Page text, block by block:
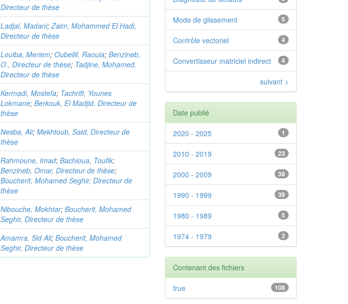
Directeur de thèse
Ladjal, Madani;Zaim, Mohammed El Hadi,
Directeur de thèse
Louiba, Meriem;Oubellil, Raouia;Benzineb,
O., Directeur de thèse; Tadjine, Mohamed,
Directeur de thèse
Kermadi, Mostefa; Tachrift, Younes
Lokmane;Berkouk, El Madjid, Directeur de
thèse
Nesba, Ali;Mekhtoub, Said, Directeur de
thèse
Rahmoune, Imad;Bachioua, Toufik;
Benzineb, Omar, Directeur de thèse;
Boucherit, Mohamed Seghir, Directeur de
thèse
Nibouche, Mokhtar;Boucherit, Mohamed
Seghir, Directeur de thèse
Amamra, Sid Ali;Boucherit, Mohamed
Seghir, Directeur de thèse
5
Mode de glissement
4
Contrôle vectoriel
4
Convertisseur matriciel indirect
suivant >
Date publié
1
2020 - 2025
23
2010 - 2019
38
2000 - 2009
39
1990 - 1999
5
1980 - 1989
2
1974 - 1979
Contenant des fichiers
108
true